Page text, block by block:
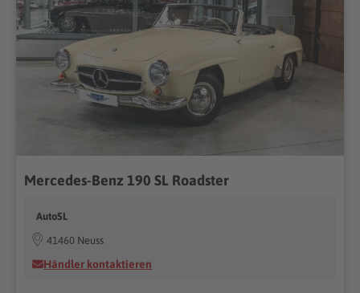
Mercedes-Benz 190 SL Roadster
AutoSL
41460 Neuss
Händler kontaktieren